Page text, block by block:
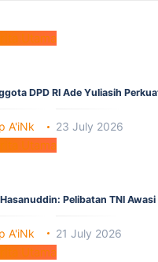
Utama
DPD RI Ade Yuliasih
A'iNk 23 July 2026
Utama
Pelibatan TNI
A'iNk 21 July 2026
Utama